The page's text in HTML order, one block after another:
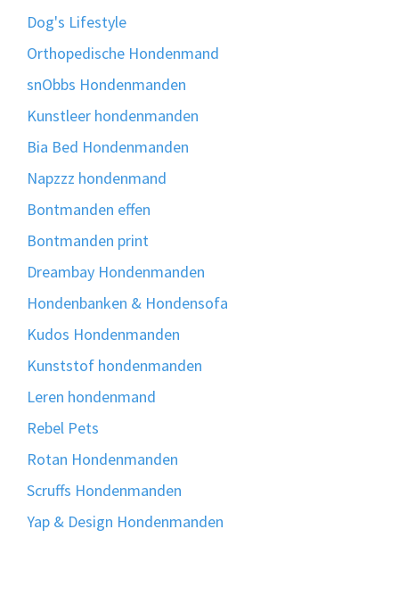
Dog's Lifestyle
Orthopedische Hondenmand
snObbs Hondenmanden
Kunstleer hondenmanden
Bia Bed Hondenmanden
Napzzz hondenmand
Bontmanden effen
Bontmanden print
Dreambay Hondenmanden
Hondenbanken & Hondensofa
Kudos Hondenmanden
Kunststof hondenmanden
Leren hondenmand
Rebel Pets
Rotan Hondenmanden
Scruffs Hondenmanden
Yap & Design Hondenmanden